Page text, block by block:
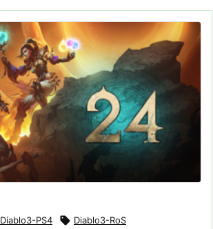
Diablo3-PS4  Diablo3-RoS